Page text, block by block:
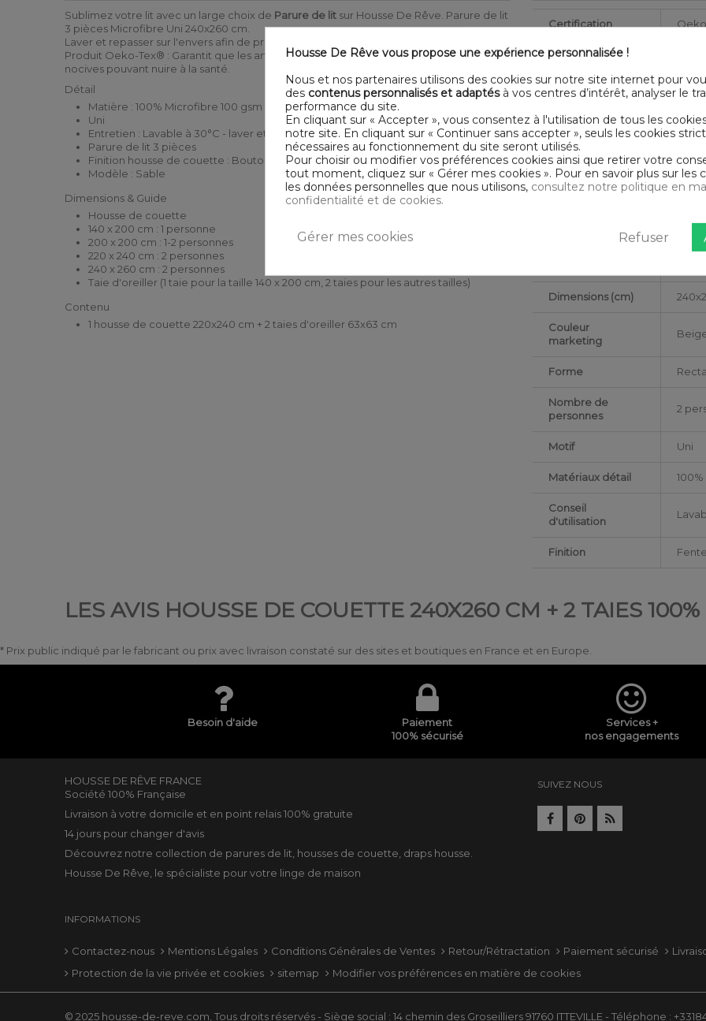
Sublimez votre lit avec un large choix de Parure de lit sur Housse De Rêve. Parure de lit
3 pièces Microfibre Uni 240x260 cm.
Laver et repasser sur l'envers afin de protéger les couleurs
Produit Oeko-Tex® : Garantit que les articles testés ne présentent pas de substances
nocives pouvant nuire à la santé.
Détail
Matière : 100% Microfibre 100 gsm
Uni
Entretien : Lavable à 30°C - laver et sécher sur l'envers
Parure de lit 3 pièces
Finition housse de couette : Bouton
Modèle : Sable
Dimensions & Guide
Housse de couette
140 x 200 cm : 1 personne
200 x 200 cm : 1-2 personnes
220 x 240 cm : 2 personnes
240 x 260 cm : 2 personnes
Taie d'oreiller (1 taie pour la taille 140 x 200 cm, 2 taies pour les autres tailles)
Contenu
1 housse de couette 220x240 cm + 2 taies d'oreiller 63x63 cm
Certification
Longueur
Matériaux
Conseils
d'entretien
Type de public
Largeur 260
HDR
Dimensions (cm)
Couleur
marketing
Forme
Nombre de
personnes
2
Motif Uni
Matériaux détail
Conseil
d'utilisation
Finition
LES AVIS HOUSSE DE COUETTE 240X260 CM + 2 TAIES
* Prix public indiqué par le fabricant ou prix avec livraison constaté sur des sites et boutiques en France et en Europe.
Besoin d'aide
Paiement
100% sécurisé
Services +
nos engagements
HOUSSE DE RÊVE FRANCE
Société 100% Française
Livraison à votre domicile et en point relais 100% gratuite
14 jours pour changer d'avis
Découvrez notre collection de parures de lit housses de couette draps housse
Housse De Rêve, le spécialiste pour votre linge de maison
SUIVEZ NOUS
INFORMATIONS
Contactez-nous Mentions Légales Conditions Générales de Ventes Retour/Rétractation Paiement sécurisé
Protection de la vie privée et cookies
sitemap Modifier vos préférences en matière de cookies
© 2025 housse-de-reve.com, Tous droits réservés - Siège social : 14 chemin des Groseilliers 91760 ITTEVILLE - Téléphone :
Housse De Rêve vous propose une expérience personnalisée !
Nous et nos partenaires utilisons des cookies sur notre site internet pour
des contenus personnalisés et adaptésà vos centres d’intérêt, analyser le
performance du site.
En cliquant sur « Accepter », vous consentez à l'utilisation de tous les
notre site. En cliquant sur « Continuer sans accepter », seuls les cookies
nécessaires au fonctionnement du site seront utilisés.
Pour choisir ou modifier vos préférences cookies ainsi que retirer votre
tout moment, cliquez sur « Gérer mes cookies ». Pour en savoir plus sur les
les données personnelles que nous utilisons, consultez notre politique en
confidentialité et de cookies.
Refuser
Gérer mes cookies